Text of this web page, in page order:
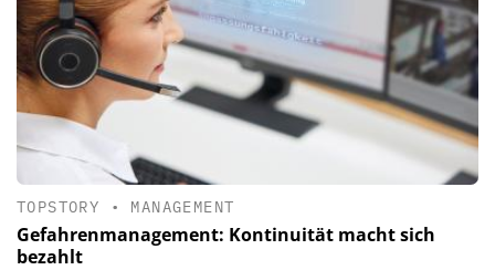
TOPSTORY • MANAGEMENT
Gefahrenmanagement: Kontinuität macht sich
bezahlt